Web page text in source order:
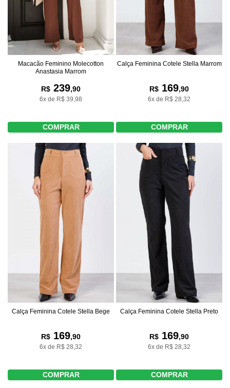
Macacão Feminino Molecotton
Anastasia Marrom
R$ 239,90
6x de R$ 39,98
COMPRAR
Calça Feminina Cotele Stella Marrom
R$ 169,90
6x de R$ 28,32
COMPRAR
Calça Feminina Cotele Stella Bege
R$ 169,90
6x de R$ 28,32
COMPRAR
Calça Feminina Cotele Stella Preto
R$ 169,90
6x de R$ 28,32
COMPRAR